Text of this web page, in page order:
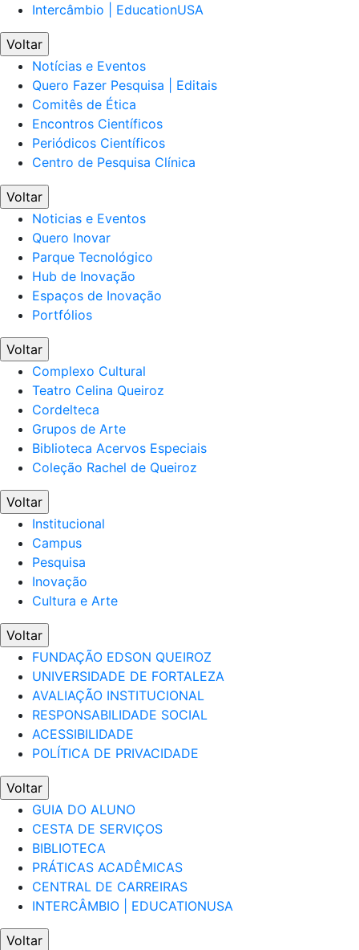
Intercâmbio | EducationUSA
Voltar
Notícias e Eventos
Quero Fazer Pesquisa | Editais
Comitês de Ética
Encontros Científicos
Periódicos Científicos
Centro de Pesquisa Clínica
Voltar
Noticias e Eventos
Quero Inovar
Parque Tecnológico
Hub de Inovação
Espaços de Inovação
Portfólios
Voltar
Complexo Cultural
Teatro Celina Queiroz
Cordelteca
Grupos de Arte
Biblioteca Acervos Especiais
Coleção Rachel de Queiroz
Voltar
Institucional
Campus
Pesquisa
Inovação
Cultura e Arte
Voltar
FUNDAÇÃO EDSON QUEIROZ
UNIVERSIDADE DE FORTALEZA
AVALIAÇÃO INSTITUCIONAL
RESPONSABILIDADE SOCIAL
ACESSIBILIDADE
POLÍTICA DE PRIVACIDADE
Voltar
GUIA DO ALUNO
CESTA DE SERVIÇOS
BIBLIOTECA
PRÁTICAS ACADÊMICAS
CENTRAL DE CARREIRAS
INTERCÂMBIO | EDUCATIONUSA
Voltar